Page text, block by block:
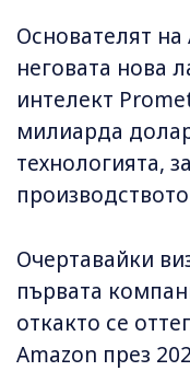
Основателят на
неговата нова
интелект
милиарда
технологията,
Очертавайки
първата
откакто се
Amazon през